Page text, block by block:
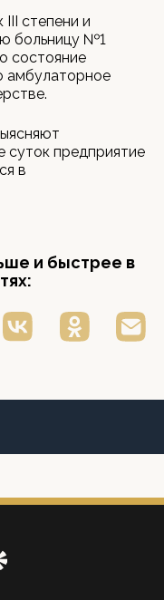
степени и
больницу №1
состояние
амбулаторное
суток предприятие
в
и быстрее в